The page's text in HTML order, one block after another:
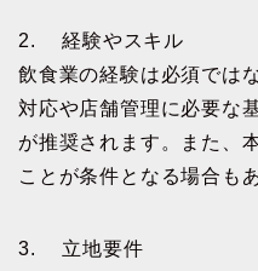
2. 経験やスキル
飲食業の経験は必須では
対応や店舗管理に必要な
が推奨されます。また、
ことが条件となる場合も
3. 立地要件